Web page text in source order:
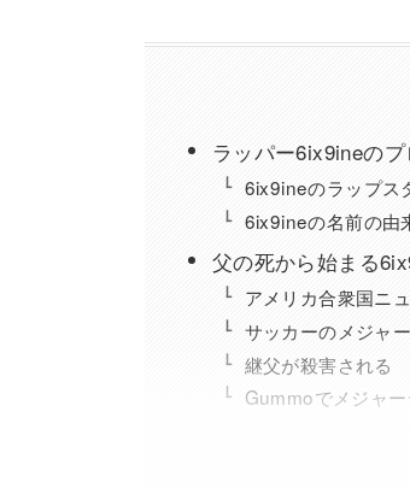
ラッパー6ix9ineの
6ix9ineのラップス
6ix9ineの名前の由
父の死から始まる
アメリカ合衆国ニ
サッカーのメジャ
継父が殺害される
Gummoでメジャ